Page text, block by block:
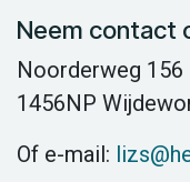
Neem contact
Noorderweg 156
1456NP
Of e-mail: